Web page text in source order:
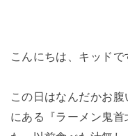
こんにちは、キッドで
この日はなんだかお
にある『ラーメン鬼